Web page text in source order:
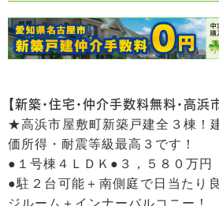
【新築・住宅・仲介手数料無料・高浜
★高浜市屋敷町新築戸建全３棟！
価所得・耐震等級最高３です！
●１号棟４ＬＤＫ●３，５８０万円
●駐２台可能＋南側庭で日当たり
ジルーム＋インナーバルコニー！